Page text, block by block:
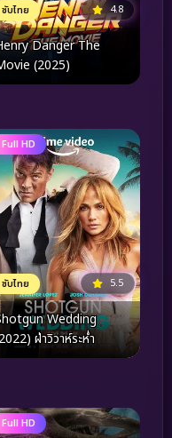
ซับไทย 4.8
Danger The
(2025)
Full HD
ซับไทย 5.5
Wedding
ฝ่าวิวาห์ระห่ำ
Full HD